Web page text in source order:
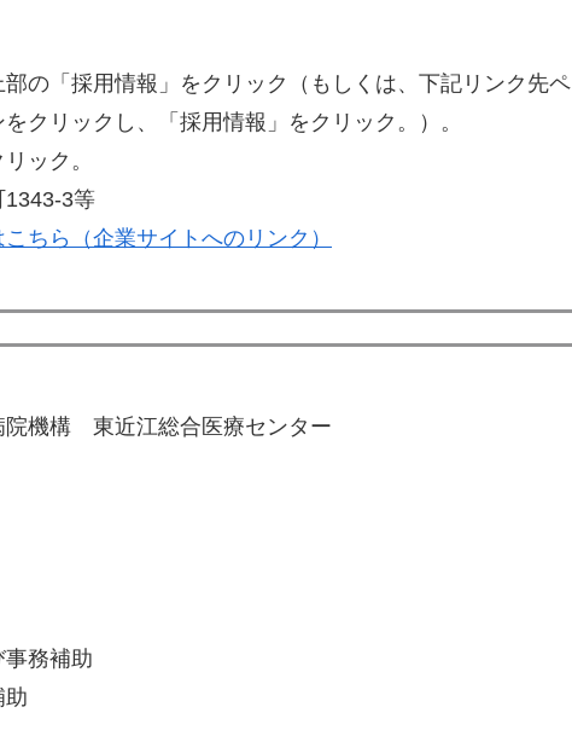
の「採用情報」をクリック（もしくは、下記リンク先ペ
クリックし、「採用情報」をクリック。）。
ック。
1343-3等
ちら（企業サイトへのリンク）
機構 東近江総合医療センター
事務補助
助